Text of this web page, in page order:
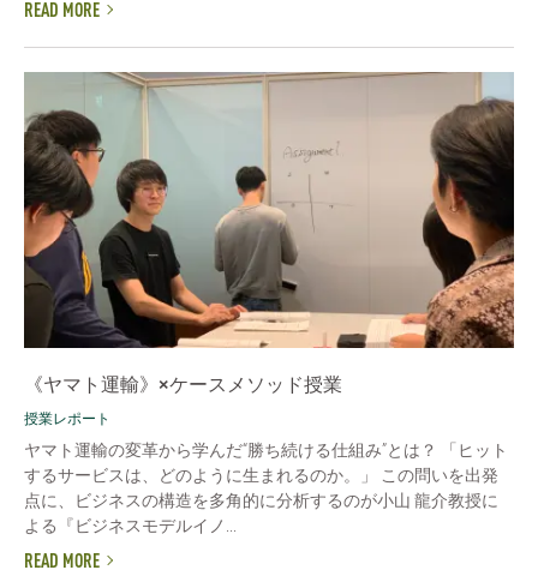
READ MORE
《ヤマト運輸》×ケースメソッド授業
授業レポート
ヤマト運輸の変革から学んだ“勝ち続ける仕組み”とは？ 「ヒット
するサービスは、どのように生まれるのか。」 この問いを出発
点に、ビジネスの構造を多角的に分析するのが小山 龍介教授に
よる『ビジネスモデルイノ...
READ MORE